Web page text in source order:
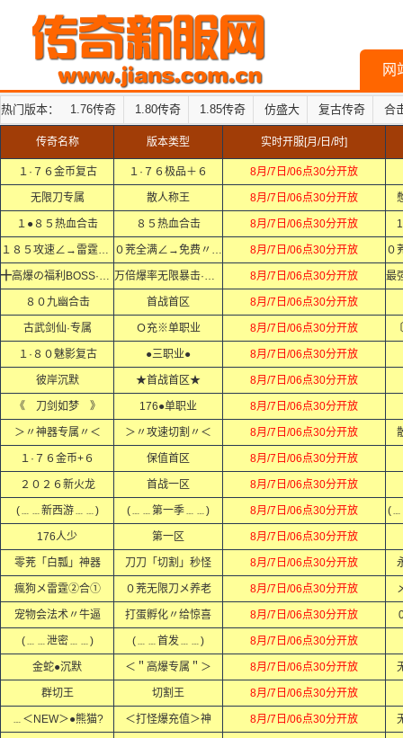
网
热门版本： 1.76传奇 1.80传奇 1.85传奇 仿盛大 复古传奇 合
传奇名称 版本类型 实时开服[月/日/时]
１·７６金币复古 １·７６极品＋６ 8月/7日/06点30分开放
无限刀专属 散人称王 8月/7日/06点30分开放
１●８５热血合击 ８５热血合击 8月/7日/06点30分开放
１８５攻速∠→雷霆②合① ０茺全满∠→免费〃打顶赞 8月/7日/06点30分开放
╋高爆の福利BOSS·Ｘ·Ｘ 万倍爆率无限暴击·Ｘ·Ｘ 8月/7日/06点30分开放
８０九幽合击 首战首区 8月/7日/06点30分开放
古武剑仙·专属 Ｏ充※单职业 8月/7日/06点30分开放
１·８０魅影复古 ●三职业● 8月/7日/06点30分开放
彼岸沉默 ★首战首区★ 8月/7日/06点30分开放
《 刀剑如梦 》 176●单职业 8月/7日/06点30分开放
＞〃神器专属〃＜ ＞〃攻速切割〃＜ 8月/7日/06点30分开放
１·７６金币+６ 保值首区 8月/7日/06点30分开放
２０２６新火龙 首战一区 8月/7日/06点30分开放
(﹍﹍新西游﹍﹍) (﹍﹍第一季﹍﹍) 8月/7日/06点30分开放
176人少 第一区 8月/7日/06点30分开放
零茺「白瓢」神器 刀刀「切割」秒怪 8月/7日/06点30分开放
瘋狗メ雷霆②合① ０茺无限刀メ养老 8月/7日/06点30分开放
宠物会法术〃牛逼 打蛋孵化〃给惊喜 8月/7日/06点30分开放
(﹍﹍泄密﹍﹍) (﹍﹍首发﹍﹍) 8月/7日/06点30分开放
金蛇●沉默 ＜＂高爆专属＂＞ 8月/7日/06点30分开放
群切王 切割王 8月/7日/06点30分开放
﹍＜NEW＞●熊猫? ＜打怪爆充值＞神 8月/7日/06点30分开放